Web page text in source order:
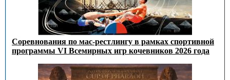
Соревнования по мас-рестлингу в рамках спортивной
программы VI Всемирных игр кочевников 2026 года